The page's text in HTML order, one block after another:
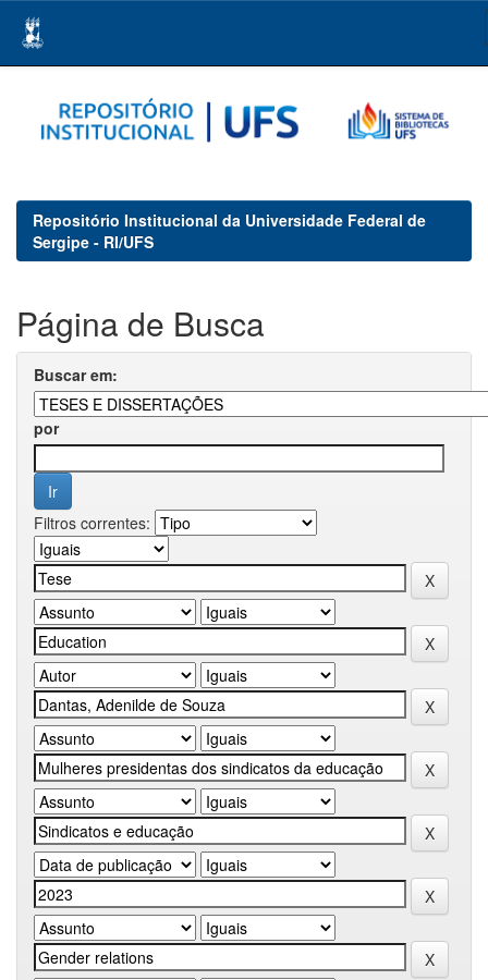
navigation
Repositório Institucional da Universidade Federal de
Sergipe - RI/UFS
Página de Busca
Buscar em:
por
Filtros correntes: